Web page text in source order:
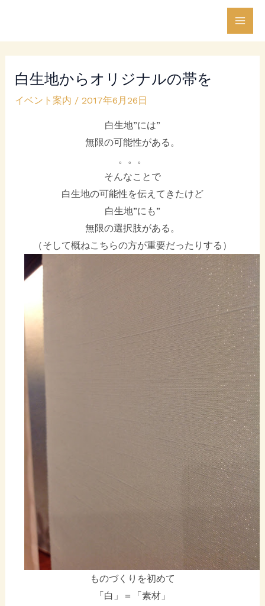
を
ス
白生地からオリジナルの帯を
イベント案内 / 2017年6月26日
白生地”には”
無限の可能性がある。
。。。
そんなことで
白生地の可能性を伝えてきたけど
白生地”にも”
無限の選択肢がある。
（そして概ねこちらの方が重要だったりする）
ものづくりを初めて
「白」＝「素材」